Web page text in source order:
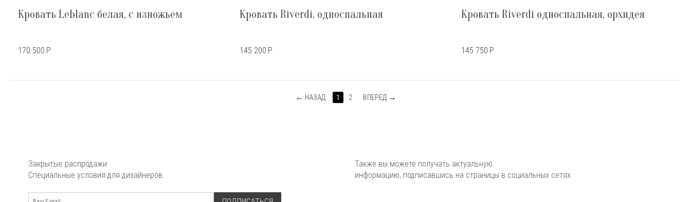
Кровать Leblanc белая, с изножьем
170 500 Р
Кровать Riverdi, односпальная
145 200 Р
Кровать Riverdi односпальная, орхидея
145 750 Р
НАЗАД 1 2 ВПЕРЕД
Закрытые распродажи
Специальные условия для дизайнеров.
Также вы можете получать актуальную
информацию, подписавшись на страницы в социальных сетях